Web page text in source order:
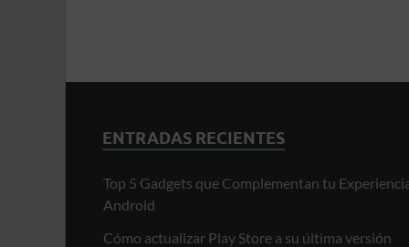
ENTRADAS RECIENTES
Top 5 Gadgets que Complementan tu
Android
Cómo actualizar Play Store a su última versión